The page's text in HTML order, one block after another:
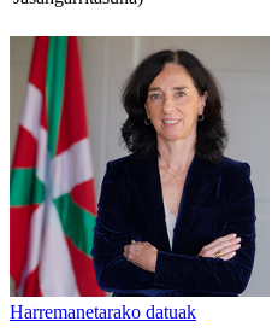
Harremanetarako datuak